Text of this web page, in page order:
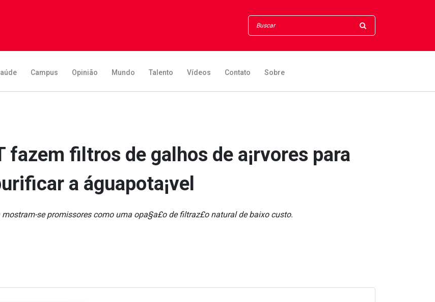
Campus Opinião Mundo Talento Vídeos Contato Sobre
fazem filtros de galhos de a¡rvores para
a águapota¡vel
mostram-se promissores como uma opa§a£o de filtraz£o natural de baixo custo.